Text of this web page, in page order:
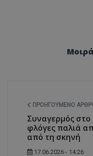
ΠΡΟΗΓΟΎΜΕΝΟ
Συναγερμός στο
φλόγες παλιά
από τη σκηνή
17.06.2026 - 14:26